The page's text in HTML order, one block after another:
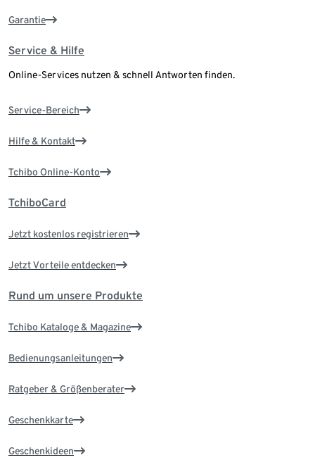
Garantie
Service & Hilfe
Online-Services nutzen & schnell Antworten finden.
Service-Bereich
Hilfe & Kontakt
Tchibo Online-Konto
TchiboCard
Jetzt kostenlos registrieren
Jetzt Vorteile entdecken
Rund um unsere Produkte
Tchibo Kataloge & Magazine
Bedienungsanleitungen
Ratgeber & Größenberater
Geschenkkarte
Geschenkideen